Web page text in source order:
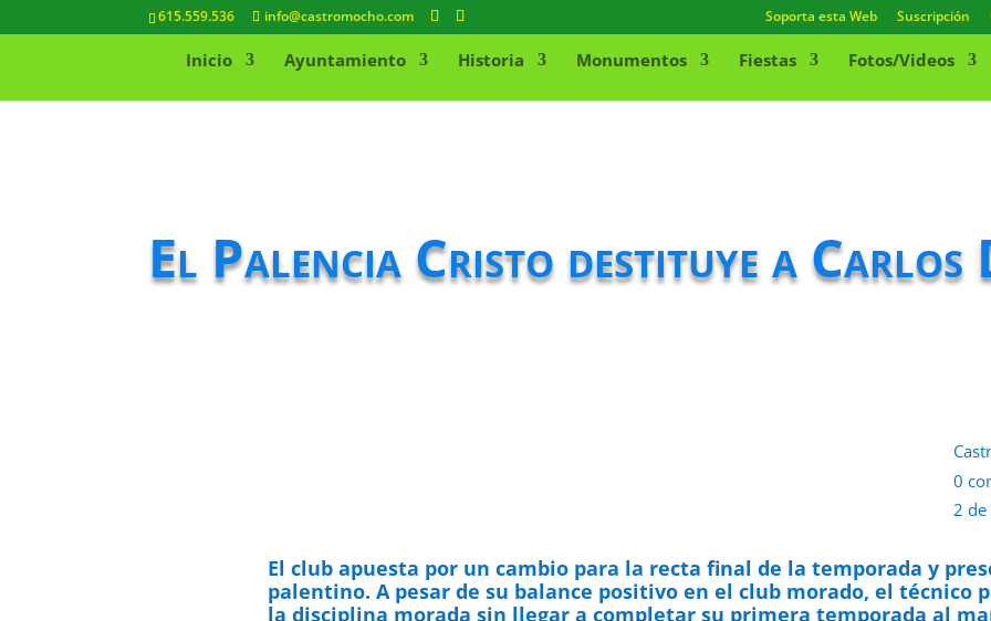
615.559.536 info@castromocho.com Soporta esta Web Suscripción
Inicio Ayuntamiento Historia Monumentos Fiestas Fotos/Videos
El Palencia Cristo destituye a Carlos
0
2
El club apuesta por un cambio para la recta final de la temporada y
palentino. A pesar de su balance positivo en el club morado, el técnico
la disciplina morada sin llegar a completar su primera temporada al